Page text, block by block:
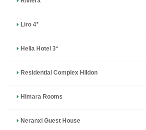
Liro 4*
Helia Hotel 3*
Residential Complex Hildon
Himara Rooms
Neranxi Guest House